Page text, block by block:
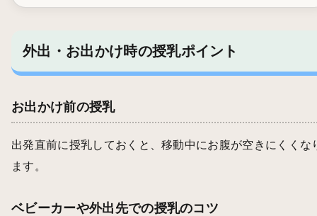
外出・お出かけ時の授乳ポイント
お出かけ前の授乳
出発直前に授乳しておくと、移動中にお腹が空きにくくな
ます。
ベビーカーや外出先での授乳のコツ